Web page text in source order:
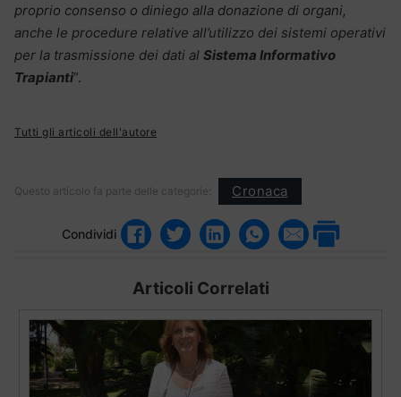
proprio consenso o diniego alla donazione di organi,
anche le procedure relative all’utilizzo dei sistemi operativi
per la trasmissione dei dati al Sistema Informativo
Trapianti”.
Tutti gli articoli dell'autore
Questo articolo fa parte delle categorie: Cronaca
Condividi
Articoli Correlati